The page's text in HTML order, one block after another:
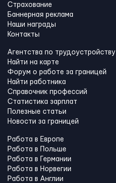
Страхование
Баннерная реклама
Наши награды
Контакты
Агентства по трудоустройству
Найти на карте
Форум о работе за границей
Найти работника
Справочник профессий
Статистика зарплат
Полезные статьи
Новости за границей
Работа в Европе
Работа в Польше
Работа в Германии
Работа в Норвегии
Работа в Англии